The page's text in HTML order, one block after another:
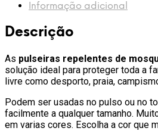
até
180h
Informação adicional
Descrição
As pulseiras repelentes de
solução ideal para proteger toda a
livre como desporto, praia,
Podem ser usadas no pulso ou no
facilmente a qualquer tamanho.
em varias cores. Escolha a cor que